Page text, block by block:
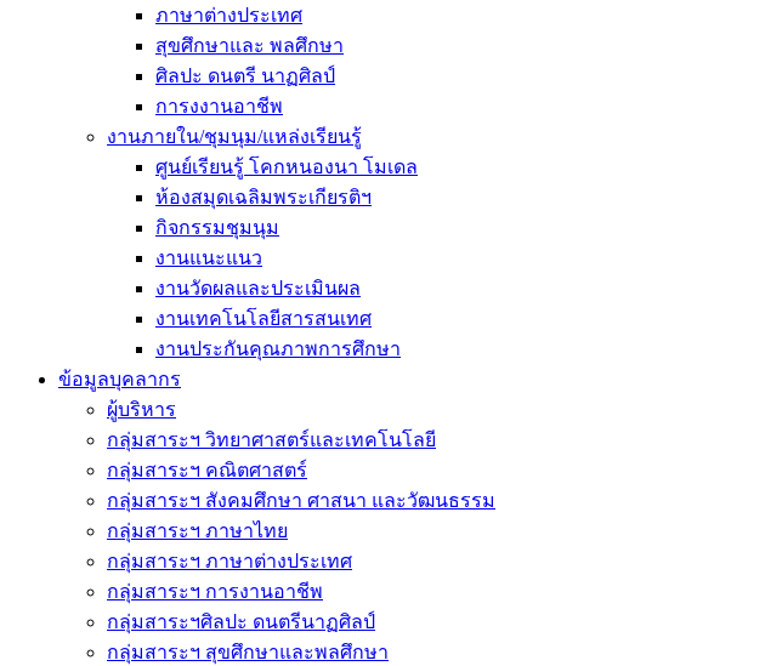
ภาษาต่างประเทศ
สุขศึกษาและ พลศึกษา
ศิลปะ ดนตรี นาฏศิลป์
การงงานอาชีพ
งานภายใน/ชุมนุม/แหล่งเรียนรู้
ศูนย์เรียนรู้ โคกหนองนา โมเดล
ห้องสมุดเฉลิมพระเกียรติฯ
กิจกรรมชุมนุม
งานแนะแนว
งานวัดผลและประเมินผล
งานเทคโนโลยีสารสนเทศ
งานประกันคุณภาพการศึกษา
ข้อมูลบุคลากร
ผู้บริหาร
กลุ่มสาระฯ วิทยาศาสตร์และเทคโนโลยี
กลุ่มสาระฯ คณิตศาสตร์
กลุ่มสาระฯ สังคมศึกษา ศาสนา และวัฒนธรรม
กลุ่มสาระฯ ภาษาไทย
กลุ่มสาระฯ ภาษาต่างประเทศ
กลุ่มสาระฯ การงานอาชีพ
กลุ่มสาระฯศิลปะ ดนตรีนาฏศิลป์
กลุ่มสาระฯ สุขศึกษาและพลศึกษา